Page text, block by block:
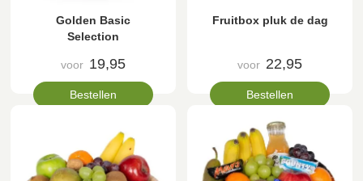
Golden Basic
Selection
voor 19,95
Bestellen
Fruitbox pluk de dag
voor 22,95
Bestellen